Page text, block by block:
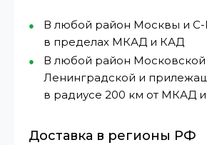
В любой район Москвы и С-
в пределах МКАД и КАД
В любой район Московской
Ленинградской и
в радиусе 200 км от МКАД
Доставка в регионы РФ